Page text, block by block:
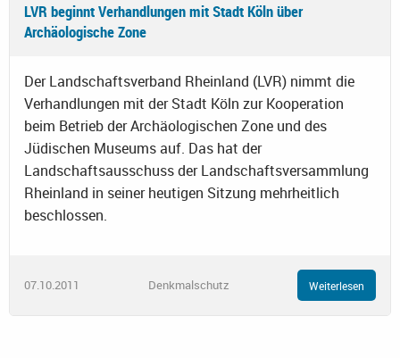
LVR beginnt Verhandlungen mit Stadt Köln über
Archäologische Zone
Der Landschaftsverband Rheinland (LVR) nimmt die
Verhandlungen mit der Stadt Köln zur Kooperation
beim Betrieb der Archäologischen Zone und des
Jüdischen Museums auf. Das hat der
Landschaftsausschuss der Landschaftsversammlung
Rheinland in seiner heutigen Sitzung mehrheitlich
beschlossen.
07.10.2011 Denkmalschutz Weiterlesen